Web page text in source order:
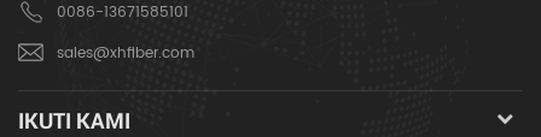
0086-13671585101
sales@xhfiber.com
IKUTI KAMI